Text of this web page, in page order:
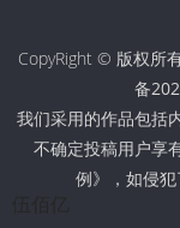
CopyRight © 版权所
备
我们采用的作品包括
不确定投稿用户享
例》，如侵犯